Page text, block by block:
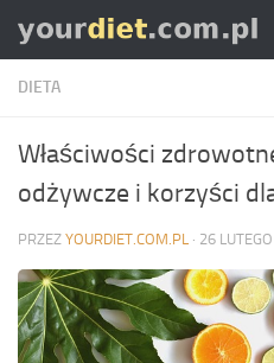
Skip to content
DIETA
Właściwości
odżywcze i korzyści
PRZEZ YOURDIET.COM.PL · 26